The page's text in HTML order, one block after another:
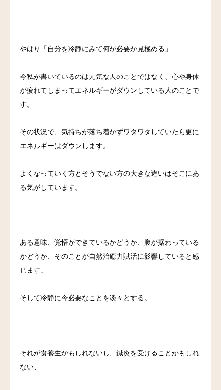
やはり「自分を冷静にみて何が必要か見極める」
今私が書いているのは元気な人のことではなく、心や身体
が疲れてしまってエネルギーがダウンしている人のことで
す。
その状況で、気持ちが落ち着かずワタワタしていたら更に
エネルギーはダウンします。
よくなっていく方とそうでない方の大きな違いはそこにあ
る気がしています。
ある意味、覚悟ができているかどうか、腹が据わっている
かどうか、そのことが自然治癒力賦活に影響していると感
じます。
そして冷静に今必要なことを淡々とする。
それが食養生かもしれないし、鍼灸を受けることかもしれ
ない、